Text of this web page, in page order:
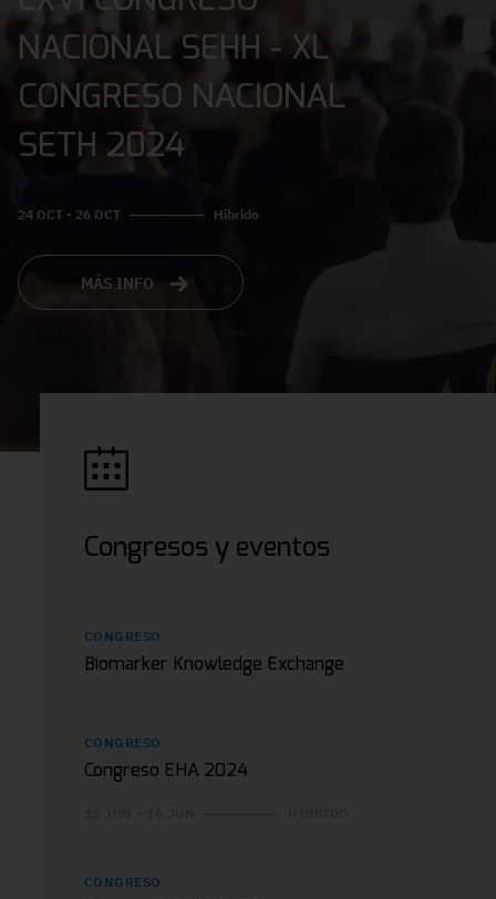
NACIONAL SEHH - XL
CONGRESO NACIONAL
SETH 2024
24 OCT - 26 OCT Híbrido
MÁS INFO
Congresos y eventos
CONGRESO
Biomarker Knowledge Exchange
CONGRESO
Congreso EHA 2024
CONGRESO